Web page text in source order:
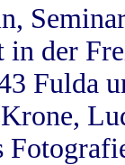
in der
Fulda